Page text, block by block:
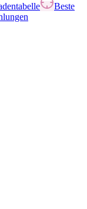
Beste